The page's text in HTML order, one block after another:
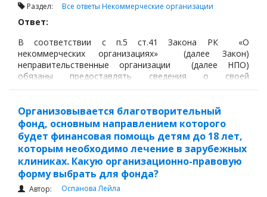
Раздел: Все ответы Некоммерческие организации
Ответ:
В соответствии с п.5 ст.41 Закона РК «О
некоммерческих организациях» (далее Закон)
неправительственные организации (далее НПО)
обязаны предоставлять сведения о своей
деятельности в уполномоченный орган для
организаций.
Организовывается благотворительный
фонд, основным направлением которого
будет финансовая помощь детям до 18 лет,
которым необходимо лечение в зарубежных
клиниках. Какую организационно-правовую
форму выбрать для фонда?
Автор:
Оспанова Лейла